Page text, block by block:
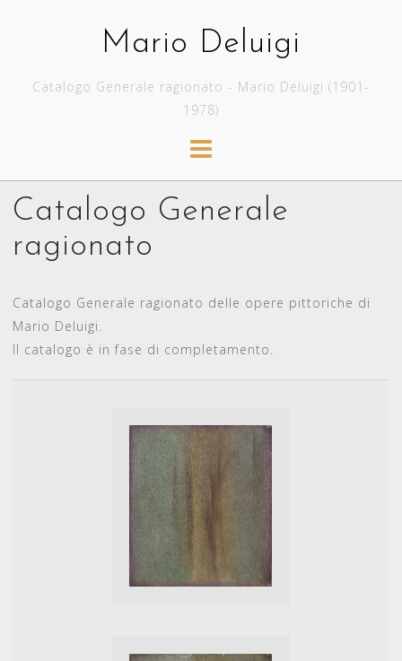
Mario Deluigi
Catalogo Generale ragionato - Mario Deluigi (1901-
1978)
Catalogo Generale
ragionato
Catalogo Generale ragionato delle opere pittoriche di
Mario Deluigi.
Il catalogo è in fase di completamento.